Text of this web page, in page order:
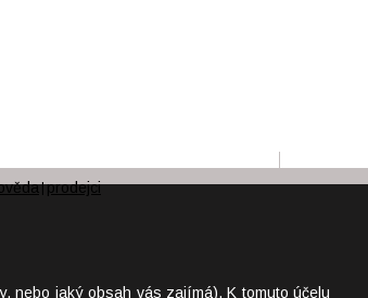
|prodejci
nebo jaký obsah vás zajímá). K tomuto účelu